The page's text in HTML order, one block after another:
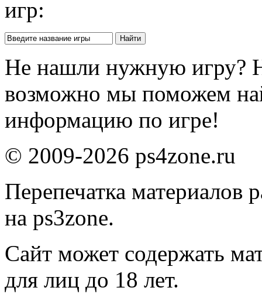
игр:
Не нашли нужную игру?
возможно мы поможем
информацию по игре!
© 2009-2026 ps4zone.ru
Перепечатка материалов
на ps3zone.
Сайт может содержать
для лиц до 18 лет.